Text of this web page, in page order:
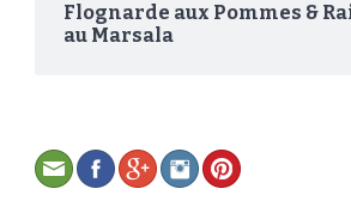
Flognarde aux Pommes &
au Marsala